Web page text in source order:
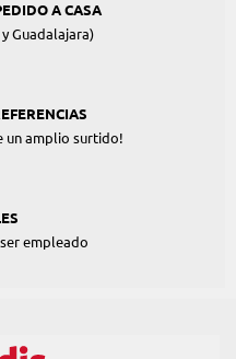
A CASA
Guadalajara)
un amplio surtido!
empleado